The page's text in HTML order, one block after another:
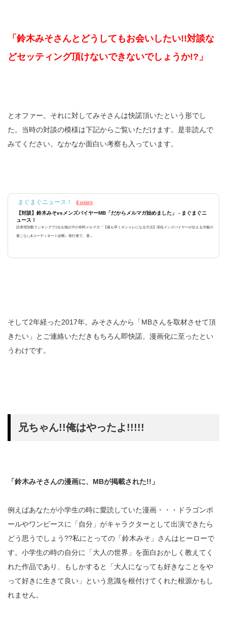
「鈴木みそさんとどうしてもお会いしたい!!対談な
どセッティング頂けないできないでしょうか!?」
とオファー。それに対してみそさんは快諾頂いたという形でし
た。当時の対談の模様は下記からご覧いただけます。是非読んで
みてください。なかなか面白い考察も入っています。
まぐまぐニュース！ 4 users
【対談】鈴木みそvsメンズバイヤーMB「だからメルマガ始めました」 - まぐまぐニ
ュース！
読者増加数ランキングで1位を独占中の有料メルマガ『【最も早くオシャレになる方法】現役メンズバイヤーが伝える洋服の
着こなし&コーディネート診断』発行者で、著...
そして2年経った2017年。みそさんから「MBさんを取材させて頂
きたい」とご連絡いただきもちろん即快諾。漫画化に至ったとい
うわけです。
兄ちゃん!!俺はやったよ!!!!!
「鈴木みそさんの漫画に、MBが掲載された!!」
例えばあなたが小学生の時に愛読していた漫画・・・ドラゴンボ
ールやワンピースに「自分」がキャラクターとして出演できたら
どう思うでしょう??私にとっての「鈴木みそ」さんはヒーローで
す。小学生の時の自分に「大人の世界」を面白おかしく教えてく
れた作品であり、もしかすると「大人になっても好きなことをや
って好きに生きて良い」という意識を根付けてくれた根源かもし
れません。